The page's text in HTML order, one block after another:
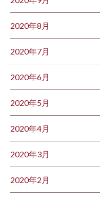
2020年8月
2020年7月
2020年6月
2020年5月
2020年4月
2020年3月
2020年2月